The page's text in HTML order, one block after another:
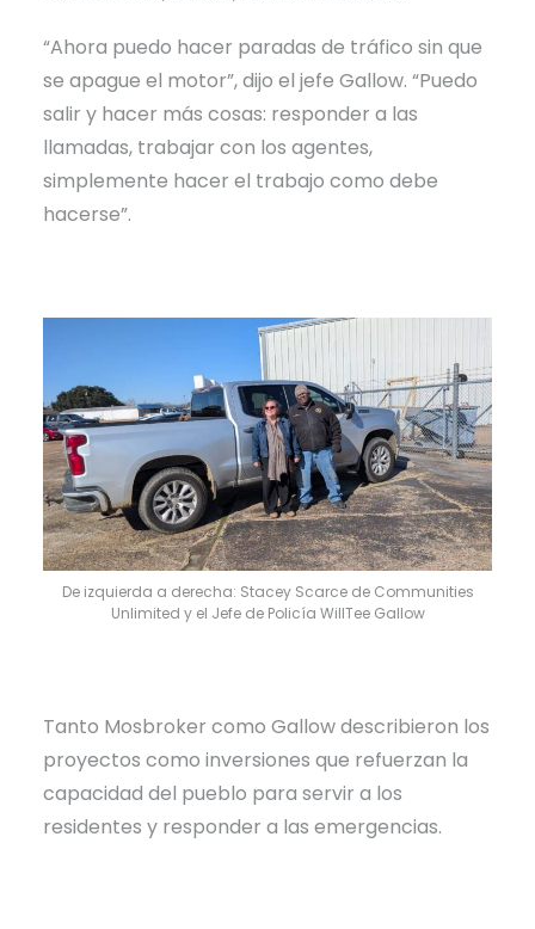
“Ahora puedo hacer paradas de tráfico sin que
se apague el motor”, dijo el jefe Gallow. “Puedo
salir y hacer más cosas: responder a las
llamadas, trabajar con los agentes,
simplemente hacer el trabajo como debe
hacerse”.
De izquierda a derecha: Stacey Scarce de Communities
Unlimited y el Jefe de Policía WillTee Gallow
Tanto Mosbroker como Gallow describieron los
proyectos como inversiones que refuerzan la
capacidad del pueblo para servir a los
residentes y responder a las emergencias.